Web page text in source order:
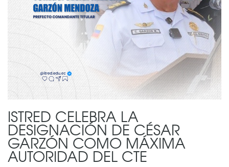
ISTRED CELEBRA LA
DESIGNACIÓN DE CÉSAR
GARZÓN COMO MÁXIMA
AUTORIDAD DEL CTE